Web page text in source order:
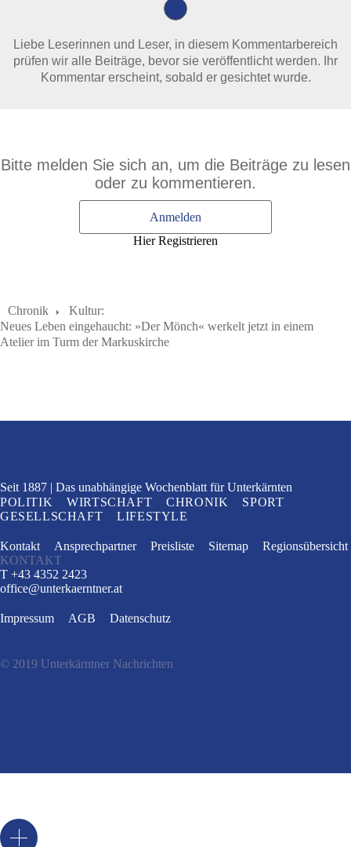
Liebe Leserinnen und Leser, in diesem Kommentarbereich
prüfen wir alle Beiträge, bevor sie veröffentlicht werden. Ihr
Kommentar erscheint, sobald er gesichtet wurde.
Bitte melden Sie sich an, um die Beiträge zu lesen
oder zu kommentieren.
Anmelden
Hier Registrieren
Chronik
Kultur:
Neues Leben eingehaucht: »Der Mönch« werkelt jetzt in einem
Atelier im Turm der Markuskirche
Seit 1887 Das unabhängige Wochenblatt für Unterkärnten
POLITIK
WIRTSCHAFT CHRONIK
SPORT
GESELLSCHAFT
LIFESTYLE
Kontakt Ansprechpartner Preisliste Sitemap
Regionsübersicht
KONTAKT
T +43 4352 2423
office@unterkaerntner.at
Impressum AGB Datenschutz
© 2019 Unterkärntner Nachrichten